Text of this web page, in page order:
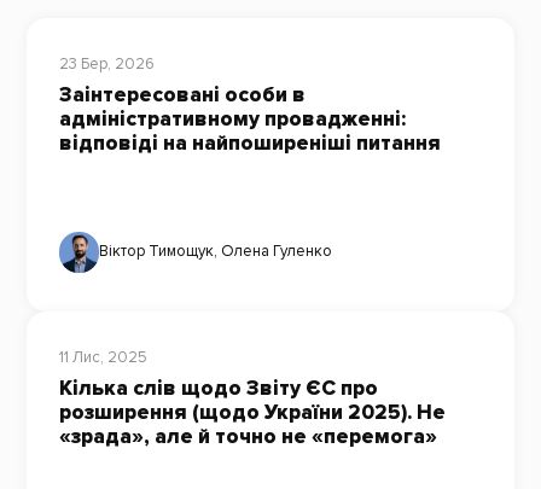
23 Бер, 2026
Заінтересовані особи в
адміністративному провадженні:
відповіді на найпоширеніші питання
Віктор Тимощук, Олена Гуленко
11 Лис, 2025
Кілька слів щодо Звіту ЄС про
розширення (щодо України 2025). Не
«зрада», але й точно не «перемога»